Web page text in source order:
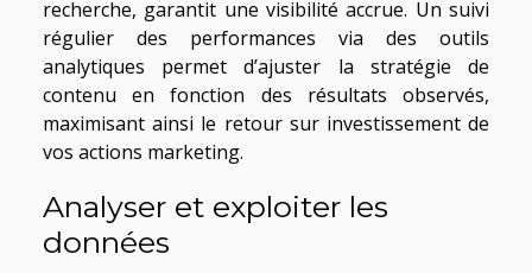
recherche, garantit une visibilité accrue. Un suivi
régulier des performances via des outils
analytiques permet d’ajuster la stratégie de
contenu en fonction des résultats observés,
maximisant ainsi le retour sur investissement de
vos actions marketing.
Analyser et exploiter les
données